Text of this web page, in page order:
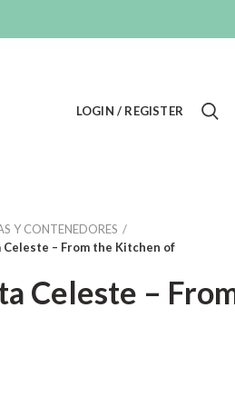
LOGIN / REGISTER
Y CONTENEDORES
Celeste – From the Kitchen of
Celeste –